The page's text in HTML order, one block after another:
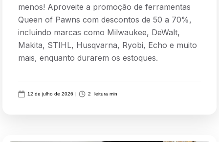
menos! Aproveite a promoção de ferramentas
Queen of Pawns com descontos de 50 a 70%,
incluindo marcas como Milwaukee, DeWalt,
Makita, STIHL, Husqvarna, Ryobi, Echo e muito
mais, enquanto durarem os estoques.
12 de julho de 2026 2 leitura min